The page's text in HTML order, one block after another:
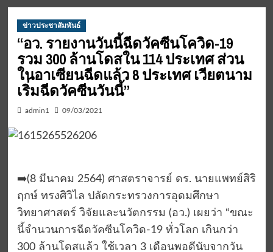
ข่าวประชาสัมพันธ์
“อว. รายงานวันนี้ฉีดวัคซีนโควิด-19
รวม 300 ล้านโดสใน 114 ประเทศ ส่วน
ในอาเซียนฉีดแล้ว 8 ประเทศ เวียตนาม
เริ่มฉีดวัคซีนวันนี้”
admin1 09/03/2021
➡️(8 มีนาคม 2564) ศาสตราจารย์ ดร. นายแพทย์สิริ
ฤกษ์ ทรงศิวิไล ปลัดกระทรวงการอุดมศึกษา
วิทยาศาสตร์ วิจัยและนวัตกรรม (อว.) เผยว่า “ขณะ
นี้จำนวนการฉีดวัคซีนโควิด-19 ทั่วโลก เกินกว่า
300 ล้านโดสแล้ว ใช้เวลา 3 เดือนพอดีนับจากวัน